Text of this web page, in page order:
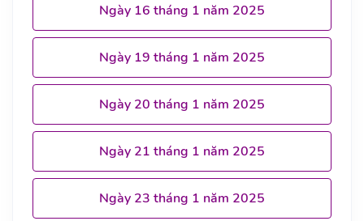
Ngày 16 tháng 1 năm 2025
Ngày 19 tháng 1 năm 2025
Ngày 20 tháng 1 năm 2025
Ngày 21 tháng 1 năm 2025
Ngày 23 tháng 1 năm 2025